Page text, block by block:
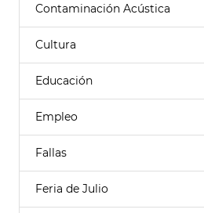
Contaminación Acústica
Cultura
Educación
Empleo
Fallas
Feria de Julio